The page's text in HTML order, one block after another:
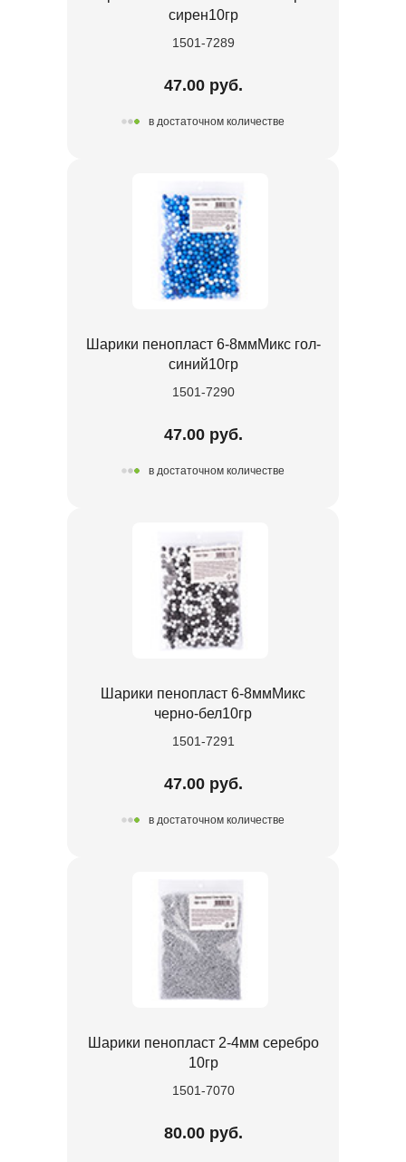
сирен10гр
1501-7289
47.00 руб.
в достаточном количестве
Шарики пенопласт 6-8ммМикс гол-
синий10гр
1501-7290
47.00 руб.
в достаточном количестве
Шарики пенопласт 6-8ммМикс
черно-бел10гр
1501-7291
47.00 руб.
в достаточном количестве
Шарики пенопласт 2-4мм серебро
10гр
1501-7070
80.00 руб.